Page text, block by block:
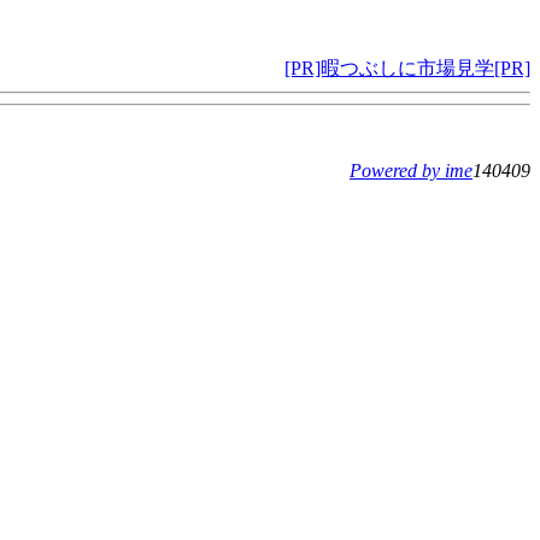
[PR]暇つぶしに市場見学[PR]
Powered by ime140409